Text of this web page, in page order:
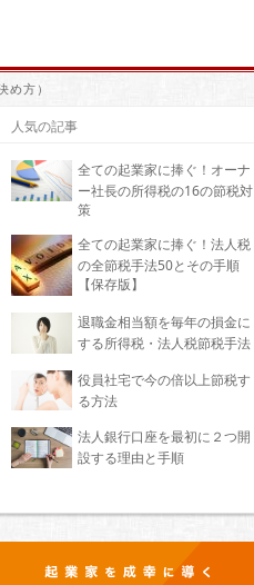
方）
人気の記事
全ての起業家に捧ぐ！オーナ
ー社長の所得税の16の節税対
策
全ての起業家に捧ぐ！法人税
の全節税手法50とその手順
【保存版】
退職金相当額を毎年の損金に
する所得税・法人税節税手法
役員社宅で今の倍以上節税す
る方法
法人銀行口座を最初に２つ開
設する理由と手順